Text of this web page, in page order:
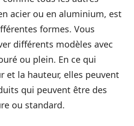
acier ou en aluminium, est
formes. Vous
différents modèles avec
ou plein. En ce qui
et la hauteur, elles peuvent
qui peuvent être des
ou standard.